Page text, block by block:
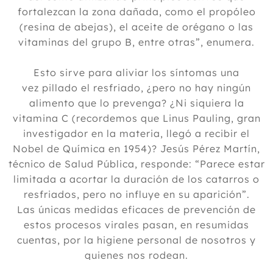
fortalezcan la zona dañada, como el propóleo
(resina de abejas), el aceite de orégano o las
vitaminas del grupo B, entre otras”, enumera.
Esto sirve para aliviar los síntomas una
vez pillado el resfriado, ¿pero no hay ningún
alimento que lo prevenga? ¿Ni siquiera la
vitamina C (recordemos que Linus Pauling, gran
investigador en la materia, llegó a recibir el
Nobel de Química en 1954)? Jesús Pérez Martín,
técnico de Salud Pública, responde: “Parece estar
limitada a acortar la duración de los catarros o
resfriados, pero no influye en su aparición”.
Las únicas medidas eficaces de prevención de
estos procesos virales pasan, en resumidas
cuentas, por la higiene personal de nosotros y
quienes nos rodean.